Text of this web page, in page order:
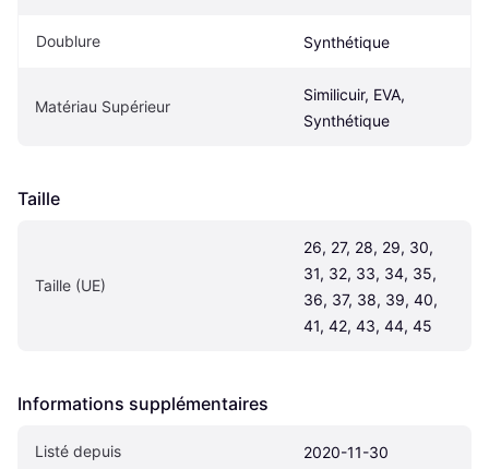
Doublure Synthétique
Matériau Supérieur
Similicuir, EVA,
Synthétique
Taille
Taille (UE)
26, 27, 28, 29, 30,
31, 32, 33, 34, 35,
36, 37, 38, 39, 40,
41, 42, 43, 44, 45
Informations supplémentaires
Listé depuis 2020-11-30